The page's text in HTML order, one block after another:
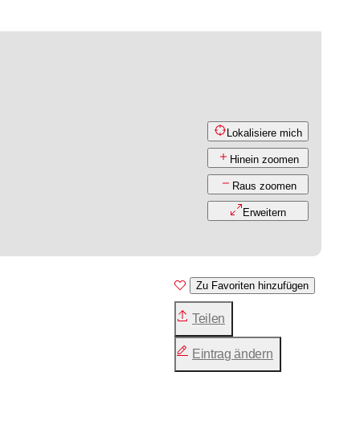
Lokalisiere mich
Hinein zoomen
Raus zoomen
Erweitern
Zu Favoriten hinzufügen
Teilen
Eintrag ändern